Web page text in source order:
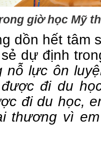
giờ học Mỹ
dồn hết tâm
dự định
nỗ lực ôn
đi du
đi du học,
thương vì